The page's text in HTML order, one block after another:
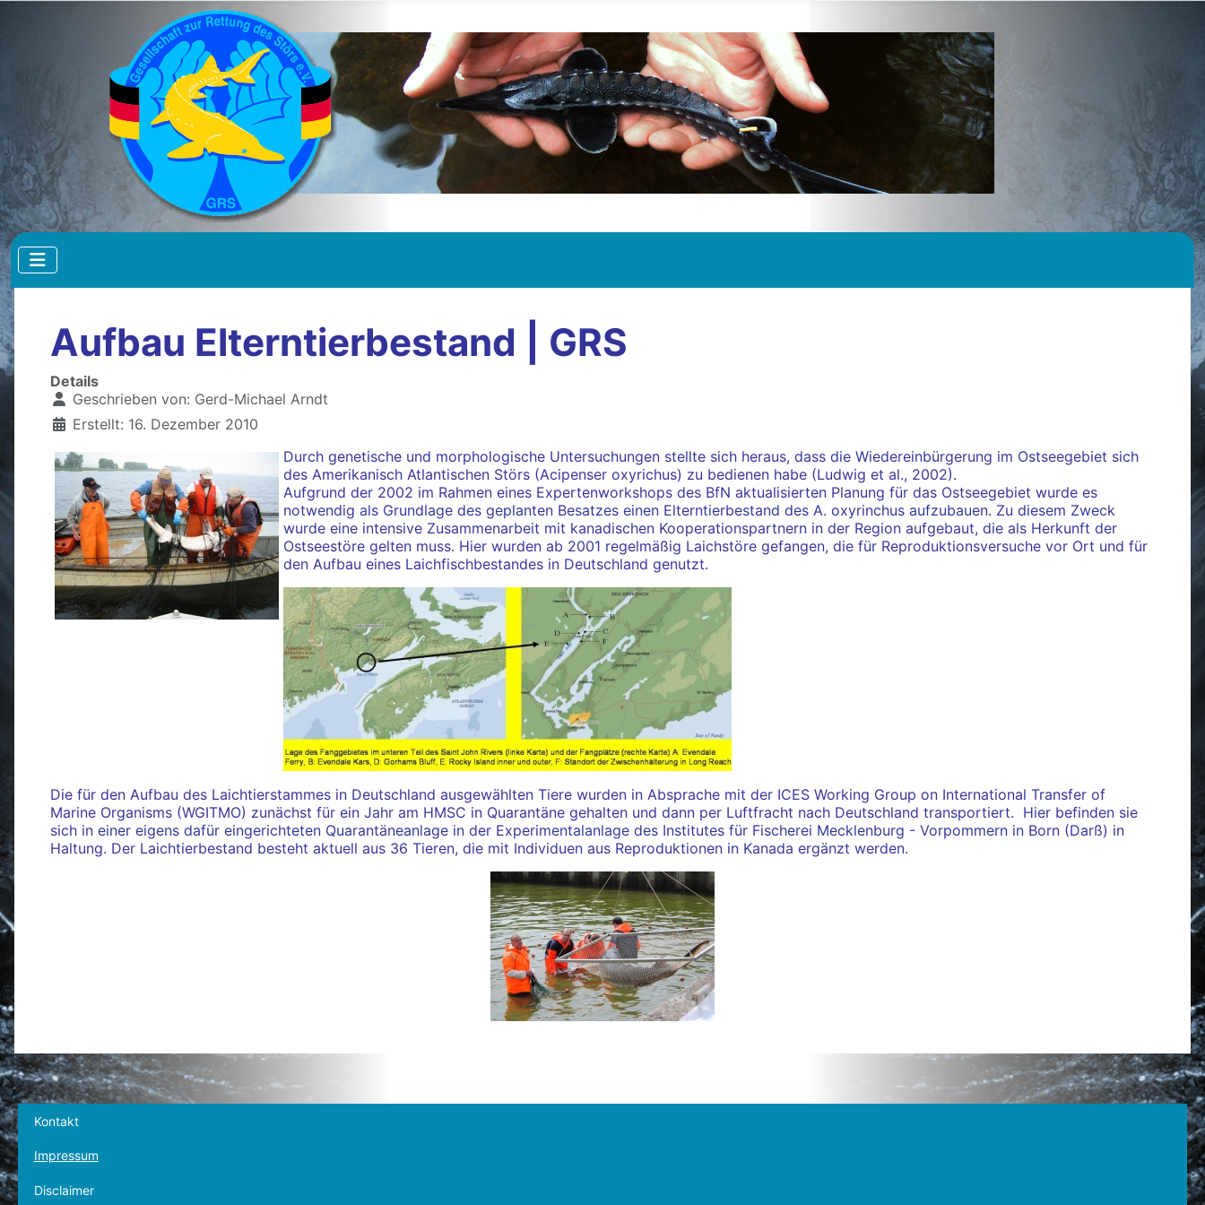
Aufbau Elterntierbestand | GRS
Details
Geschrieben von: Gerd-Michael Arndt
Erstellt: 16. Dezember 2010
Durch genetische und morphologische Untersuchungen stellte sich heraus, dass die Wiedereinbürgerung im Ostseegebiet sich
des Amerikanisch Atlantischen Störs (Acipenser oxyrichus) zu bedienen habe (Ludwig et al., 2002).
Aufgrund der 2002 im Rahmen eines Expertenworkshops des BfN aktualisierten Planung für das Ostseegebiet wurde es
notwendig als Grundlage des geplanten Besatzes einen Elterntierbestand des A. oxyrinchus aufzubauen. Zu diesem Zweck
wurde eine intensive Zusammenarbeit mit kanadischen Kooperationspartnern in der Region aufgebaut, die als Herkunft der
Ostseestöre gelten muss. Hier wurden ab 2001 regelmäßig Laichstöre gefangen, die für Reproduktionsversuche vor Ort und für
den Aufbau eines Laichfischbestandes in Deutschland genutzt.
Die für den Aufbau des Laichtierstammes in Deutschland ausgewählten Tiere wurden in Absprache mit der ICES Working Group on International Transfer of
Marine Organisms (WGITMO) zunächst für ein Jahr am HMSC in Quarantäne gehalten und dann per Luftfracht nach Deutschland transportiert. Hier befinden sie
sich in einer eigens dafür eingerichteten Quarantäneanlage in der Experimentalanlage des Institutes für Fischerei Mecklenburg - Vorpommern in Born (Darß) in
Haltung. Der Laichtierbestand besteht aktuell aus 36 Tieren, die mit Individuen aus Reproduktionen in Kanada ergänzt werden.
Kontakt
Impressum
Disclaimer